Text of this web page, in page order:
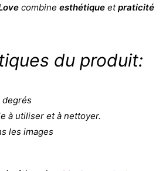
combine esthétique etpraticité
du produit:
degrés
à utiliser et à nettoyer.
les images